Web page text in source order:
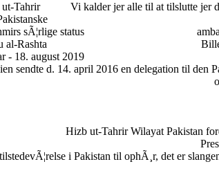
Vi kalder jer alle til at tilslutte jer
sÃ¦rlige status
al-Rashta
- 18. august 2019
Tahrir
sendte d. 14. april 2016 en delegation til den
Hizb ut-Tahrir Wilayat Pakistan
i Pakistan til ophÃ¸r, det er